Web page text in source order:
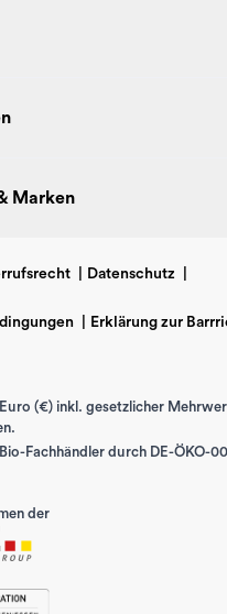
Marken
Datenschutz
Erklärung zur
(€) inkl. gesetzlicher
Fachhändler durch DE-ÖKO-
der